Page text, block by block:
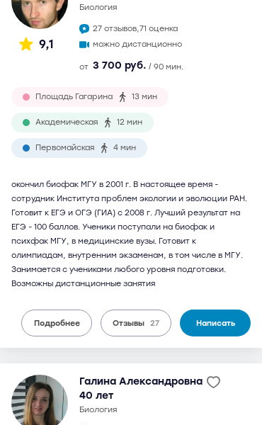
9,1
биология
27 отзывов,71 оценка
можно дистанционно
от 3 700 руб. / 90 мин.
Площадь Гагарина 13 мин
Академическая 12 мин
Первомайская 4 мин
окончил биофак МГУ в 2001 г. В настоящее время -
сотрудник Института проблем экологии и эволюции РАН.
Готовит к ЕГЭ и ОГЭ (ГИА) с 2008 г. Лучший результат на
ЕГЭ - 100 баллов. Ученики поступали на биофак и
психфак МГУ, в медицинские вузы. Готовит к
олимпиадам, внутренним экзаменам, в том числе в МГУ.
Занимается с учениками любого уровня подготовки.
Возможны дистанционные занятия
Подробнее Отзывы 27 Написать
Галина Александровна
40 лет
биология